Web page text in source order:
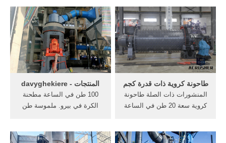
الكرة من 100 طن في الساعة
في بيرو. الرصاص الكرة أكسيد
المصنعين مطحنة الهند الكرة
مطحنة
كسارة الفحم . المطرقة
مطحنة 20 طن . انا عاوز
طاحونه كره 8 طن فى الساعه
تحت 100 .
المنتجات - davyghekiere
100 طن في الساعة مطحنة
الكرة في بيرو. ملموسة طن
20 طن تكلفة مطحنة الكرة
طاحونة كروية ذات قدرة كجم
المنشورات ذات الصلة طاحونة
كروية سعة 20 طن في الساعة
كروية لمعالجة قدرة الكوارتز.